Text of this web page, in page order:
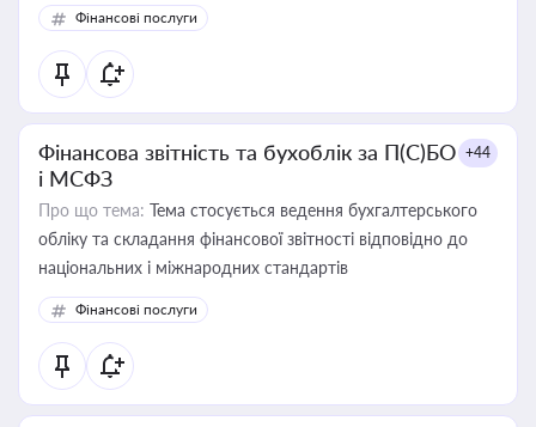
Фінансові послуги
Фінансова звітність та бухоблік за П(С)БО
і МСФЗ
+44
Про що тема: Тема стосується ведення бухгалтерського
обліку та складання фінансової звітності відповідно до
національних і міжнародних стандартів
Фінансові послуги